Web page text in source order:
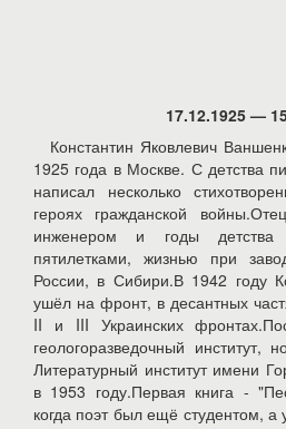
17.12.1925 —
Константин Яковлевич
1925 года в Москве. С детства
написал несколько
героях гражданской
инженером и годы
пятилетками, жизнью при
России, в Сибири.В 1942 году
ушёл на фронт, в десантных
II и III Украинских
геологоразведочный
Литературный институт имени
в 1953 году.Первая книга -
когда поэт был ещё студентом,